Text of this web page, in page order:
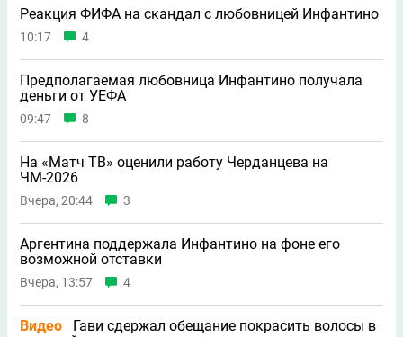
Реакция ФИФА на скандал с любовницей Инфантино
10:17 4
Предполагаемая любовница Инфантино получала
деньги от УЕФА
09:47 8
На «Матч ТВ» оценили работу Черданцева на
ЧМ-2026
Вчера, 20:44 3
Аргентина поддержала Инфантино на фоне его
возможной отставки
Вчера, 13:57 4
Видео
Гави сдержал обещание покрасить волосы в